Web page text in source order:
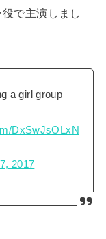
で主演しまし
a girl group
DxSwJsOLxN
2017